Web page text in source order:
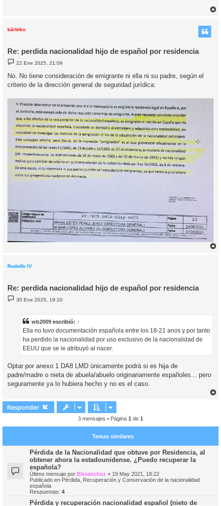
kárbiko
Re: perdida nacionalidad hijo de español por residencia
M
e
s
a
22 Ene 2025, 21:09
No. No tiene consideración de emigrante ni ella ni su padre, según el
criterio de la dirección general de seguridad jurídica:
Rodolfo IV
Re: perdida nacionalidad hijo de español por residencia
M
e
30 Ene 2025, 19:10
wb2009 escribió: ↑
Ella no tuvo documentación española entre los 18-21 anos y por tanto
ha perdido la nacionalidad por uso exclusivo de la nacionalidad de
EEUU que se le atribuyó al nacer.
Optar por anexo 1 DA8 LMD únicamente podrá si es hija de
padre/madre o nieta de abuela/abuelo originariamente españoles... pero
seguramente ya lo hubiera hecho y no es el caso.
a
Responder
3 mensajes • Página 1 de 1
Temas similares
Pérdida de la Nacionalidad que obtuve por Residencia, al
obtener ahora la estadounidense. ¿Puedo recuperar la
española?
Último mensaje por Bbsanchez « 19 May 2021, 18:22
Publicado en Pérdida, Recuperación y Conservación de la nacionalidad
española
Respuestas: 4
Pérdida y recuperación nacionalidad español (nieto de